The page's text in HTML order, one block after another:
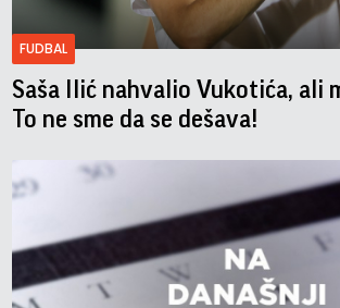
FUDBAL
Saša Ilić nahvalio Vukotića, ali
To ne sme da se dešava!